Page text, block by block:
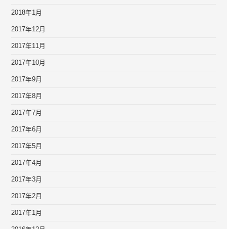
2018年1月
2017年12月
2017年11月
2017年10月
2017年9月
2017年8月
2017年7月
2017年6月
2017年5月
2017年4月
2017年3月
2017年2月
2017年1月